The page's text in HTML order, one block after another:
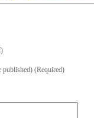
(Required)